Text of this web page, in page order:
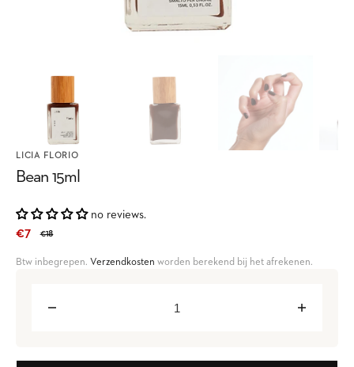
LICIA FLORIO
Bean 15ml
no reviews.
price
€7
price
€18
Btw inbegrepen. Verzendkosten worden berekend bij het afrekenen.
Decrease
15ml
Increase
15ml